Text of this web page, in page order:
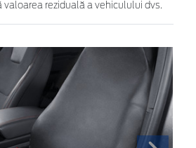
valoarea reziduală a vehiculului dvs.